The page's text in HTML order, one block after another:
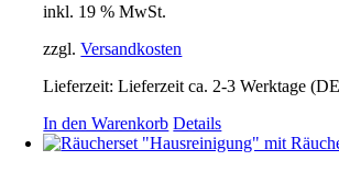
inkl. 19 % MwSt.
zzgl.Versandkosten
Lieferzeit:Lieferzeit ca. 2-3 Werktage
In den Warenkorb Details